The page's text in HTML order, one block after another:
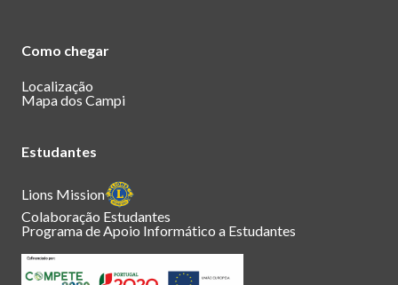
Como chegar
Localização
Mapa dos Campi
Estudantes
Lions Mission
Colaboração Estudantes
Programa de Apoio Informático a Estudantes